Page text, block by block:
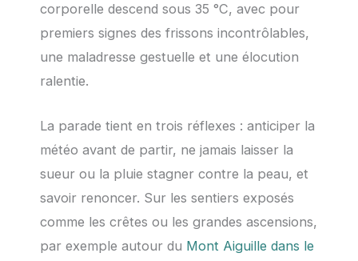
corporelle descend sous 35 °C, avec pour
premiers signes des frissons incontrôlables,
une maladresse gestuelle et une élocution
ralentie.
La parade tient en trois réflexes : anticiper la
météo avant de partir, ne jamais laisser la
sueur ou la pluie stagner contre la peau, et
savoir renoncer. Sur les sentiers exposés
comme les crêtes ou les grandes ascensions,
par exemple autour du Mont Aiguille dans le